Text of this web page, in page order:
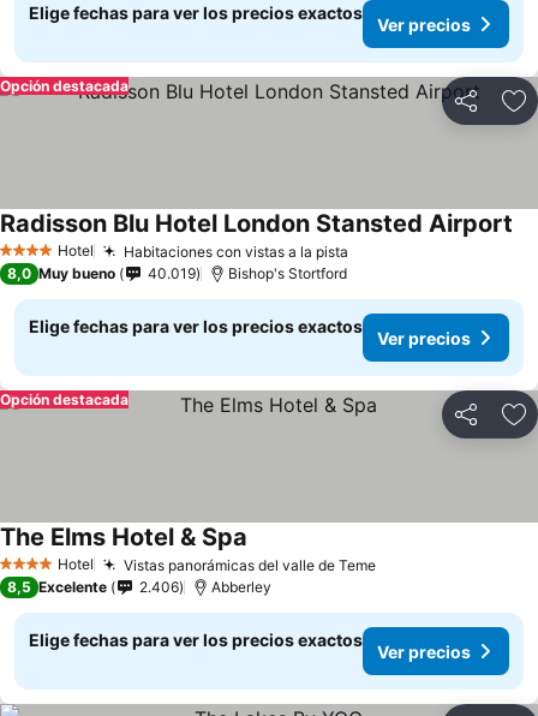
Elige fechas para ver los precios exactos
Ver precios
Compartir
Opción destacada
4 EstrellasHotel Habitaciones con vistas a la pista
Radisson Blu Hotel London Stansted Airport
8,0 Muy bueno 40.019 Bishop's Stortford
Elige fechas para ver los precios exactos
Ver precios
Compartir
Opción destacada
4 EstrellasHotel Vistas panorámicas del valle de Teme
The Elms Hotel & Spa
8,5 Excelente 2.406 Abberley
Elige fechas para ver los precios exactos
Ver precios